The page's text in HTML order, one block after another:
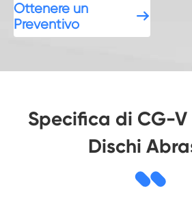
Ottenere un
Preventivo

Specifica di CG-
Dischi